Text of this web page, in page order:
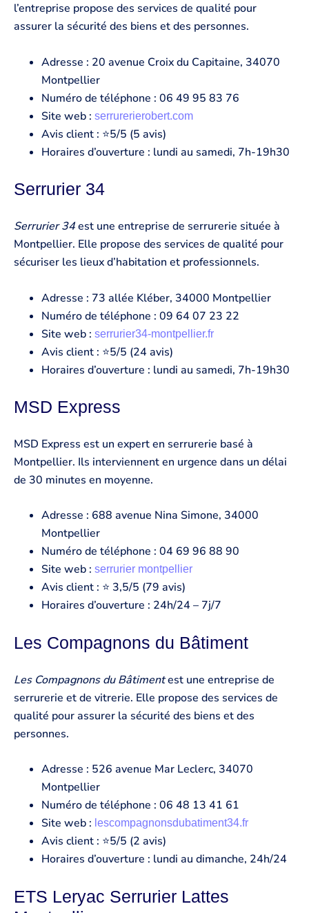
l’entreprise propose des services de qualité pour
assurer la sécurité des biens et des personnes.
Adresse : 20 avenue Croix du Capitaine, 34070
Montpellier
Numéro de téléphone : 06 49 95 83 76
Site web : serrurerierobert.com
Avis client : ⭐5/5 (5 avis)
Horaires d’ouverture : lundi au samedi, 7h-19h30
Serrurier 34
Serrurier 34est une entreprise de serrurerie située à
Montpellier. Elle propose des services de qualité pour
sécuriser les lieux d’habitation et professionnels.
Adresse : 73 allée Kléber, 34000 Montpellier
Numéro de téléphone : 09 64 07 23 22
Site web : serrurier34-montpellier.fr
Avis client : ⭐5/5 (24 avis)
Horaires d’ouverture : lundi au samedi, 7h-19h30
MSD Express
MSD Express est un expert en serrurerie basé à
Montpellier. Ils interviennent en urgence dans un délai
de 30 minutes en moyenne.
Adresse : 688 avenue Nina Simone, 34000
Montpellier
Numéro de téléphone : 04 69 96 88 90
Site web : serrurier montpellier
Avis client : ⭐ 3,5/5 (79 avis)
Horaires d’ouverture : 24h/24 – 7j/7
Les Compagnons du Bâtiment
Les Compagnons du Bâtimentest une entreprise de
serrurerie et de vitrerie. Elle propose des services de
qualité pour assurer la sécurité des biens et des
personnes.
Adresse : 526 avenue Mar Leclerc, 34070
Montpellier
Numéro de téléphone : 06 48 13 41 61
Site web : lescompagnonsdubatiment34.fr
Avis client : ⭐5/5 (2 avis)
Horaires d’ouverture : lundi au dimanche, 24h/24
ETS Leryac Serrurier Lattes